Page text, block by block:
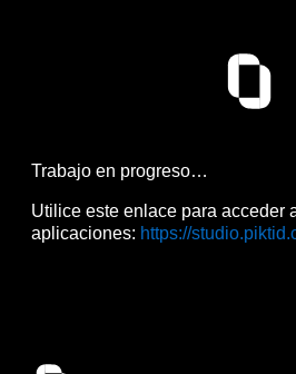
Trabajo en progreso…
Utilice este enlace para acceder
aplicaciones: https://